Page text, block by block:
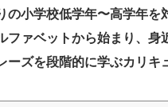
の小学校低学年〜高学年を
ファベットから始まり、身
ーズを段階的に学ぶカリキ